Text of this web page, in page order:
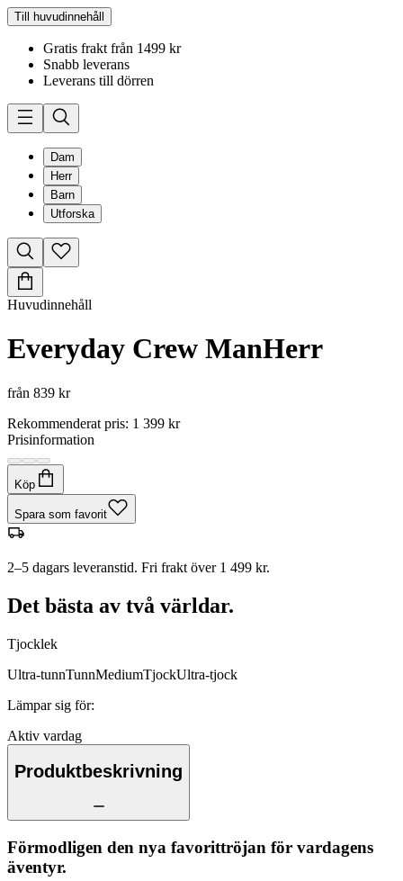
Till huvudinnehåll
Gratis frakt från 1499 kr
Snabb leverans
Leverans till dörren
Dam
Herr
Barn
Utforska
Huvudinnehåll
Everyday Crew ManHerr
från 839 kr
Rekommenderat pris: 1 399 kr
Prisinformation
Köp
Spara som favorit
2–5 dagars leveranstid. Fri frakt över 1 499 kr.
Det bästa av två världar.
Tjocklek
Ultra-tunnTunnMediumTjockUltra-tjock
Lämpar sig för:
Aktiv vardag
Produktbeskrivning
Förmodligen den nya favorittröjan för vardagens
äventyr.